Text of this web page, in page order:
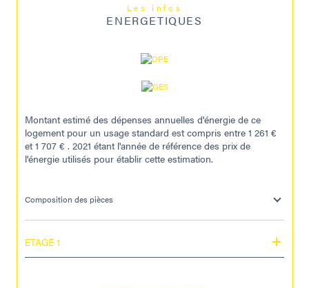
Les infos
ENERGETIQUES
Montant estimé des dépenses annuelles d'énergie de ce
logement pour un usage standard est compris entre 1 261 €
et 1 707 € . 2021 étant l'année de référence des prix de
l'énergie utilisés pour établir cette estimation.
Composition des pièces
ETAGE 1